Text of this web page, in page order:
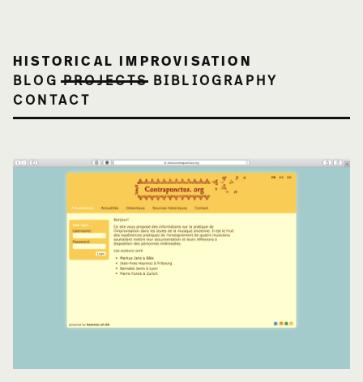
HISTORICAL IMPROVISATION
BLOG PROJECTS BIBLIOGRAPHY
CONTACT